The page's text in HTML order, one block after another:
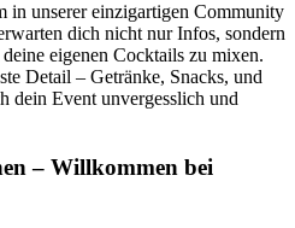
in unserer einzigartigen Community
dich nicht nur Infos, sondern
eigenen Cocktails zu mixen.
Detail – Getränke, Snacks, und
dein Event unvergesslich und
– Willkommen bei